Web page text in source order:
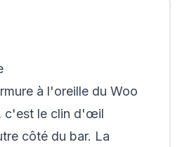
à l'oreille du Woo
c'est le clin d'œil
côté du bar. La